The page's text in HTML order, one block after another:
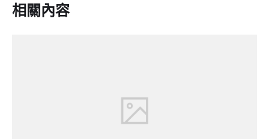
相關內容